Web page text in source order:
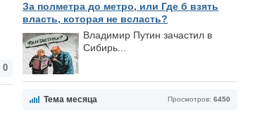
За полметра до метро, или Где б взять
власть, которая не всласть?
Владимир Путин зачастил в
Сибирь...
Просмотров: 6450
Тема месяца
0